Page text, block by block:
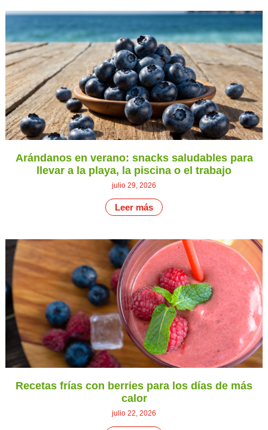
Arándanos en verano: snacks saludables para
llevar a la playa, la piscina o el trabajo
julio 29, 2026
Leer más
Recetas frías con berries para los días de más
calor
julio 22, 2026